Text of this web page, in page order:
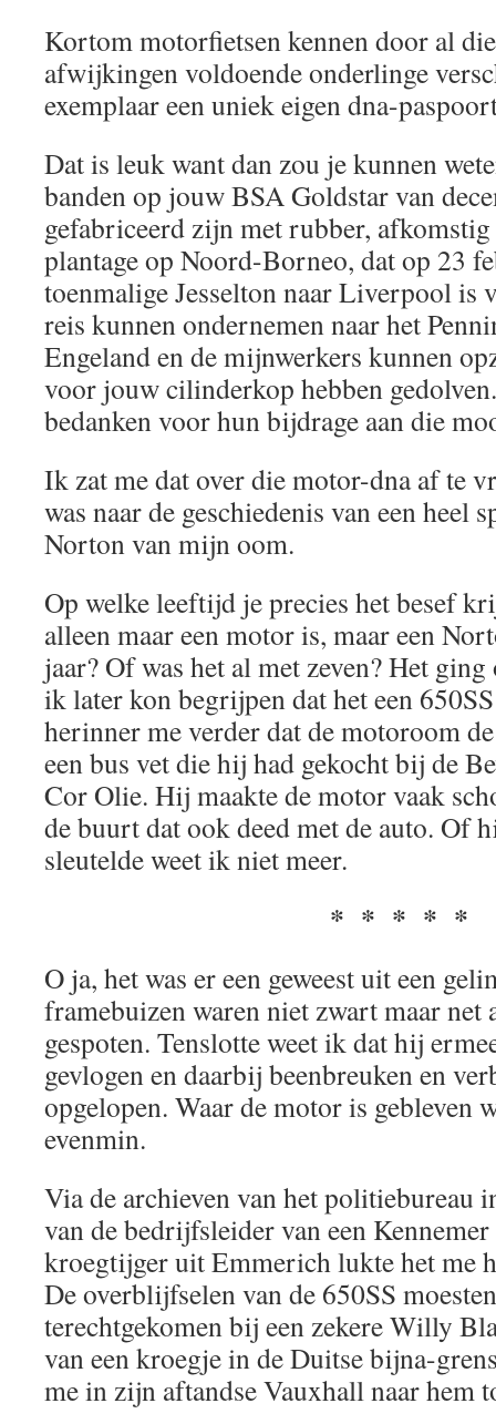
Kortom motorfietsen kennen door al
afwijkingen voldoende onderlinge
exemplaar een uniek eigen dna-
Dat is leuk want dan zou je kunnen
banden op jouw BSA Goldstar van
gefabriceerd zijn met rubber,
plantage op Noord-Borneo, dat op 23
toenmalige Jesselton naar Liverpool is
reis kunnen ondernemen naar het
Engeland en de mijnwerkers kunnen
voor jouw cilinderkop hebben
bedanken voor hun bijdrage aan die
Ik zat me dat over die motor-dna af te
was naar de geschiedenis van een heel
Norton van mijn oom.
Op welke leeftijd je precies het besef
alleen maar een motor is, maar een
jaar? Of was het al met zeven? Het
ik later kon begrijpen dat het een
herinner me verder dat de motoroom
een bus vet die hij had gekocht bij de
Cor Olie. Hij maakte de motor vaak
de buurt dat ook deed met de auto. Of
sleutelde weet ik niet meer.
* * * * *
O ja, het was er een geweest uit een
framebuizen waren niet zwart maar
gespoten. Tenslotte weet ik dat hij
gevlogen en daarbij beenbreuken en
opgelopen. Waar de motor is gebleven
evenmin.
Via de archieven van het politiebureau
van de bedrijfsleider van een
kroegtijger uit Emmerich lukte het me
De overblijfselen van de 650SS
terechtgekomen bij een zekere Willy
van een kroegje in de Duitse bijna-
me in zijn aftandse Vauxhall naar hem